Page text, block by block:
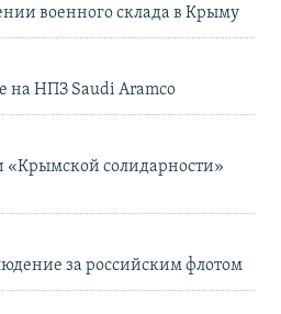
военного склада в Крыму
на НПЗ Saudi Aramco
«Крымской солидарности»
за российским флотом